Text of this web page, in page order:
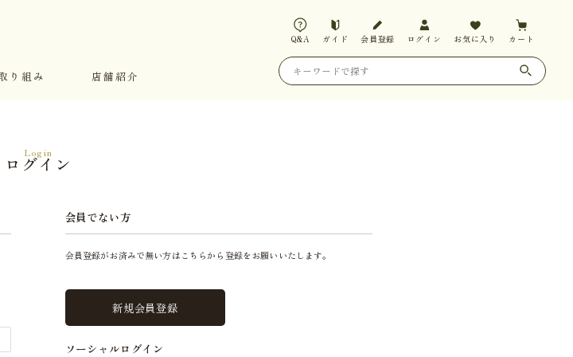
り組み 店舗紹介
Q&A ガイド 会員登録 ログイン お気に入り カート
Login
ログイン
会員でない方
会員登録がお済みで無い方はこちらから登録をお願いいたします。
新規会員登録
ソーシャルログイン